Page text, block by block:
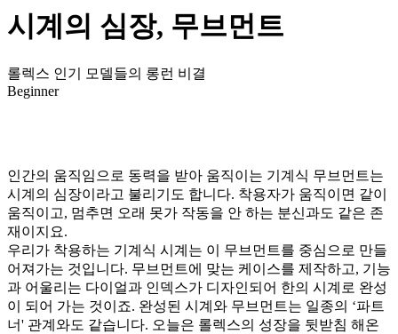
시계의 심장, 무브먼트
롤렉스 인기 모델들의 롱런 비결
Beginner
인간의 움직임으로 동력을 받아 움직이는 기계식 무브먼트는
시계의 심장이라고 불리기도 합니다. 착용자가 움직이면 같이
움직이고, 멈추면 오래 못가 작동을 안 하는 분신과도 같은 존
재이지요.
우리가 착용하는 기계식 시계는 이 무브먼트를 중심으로 만들
어져가는 것입니다. 무브먼트에 맞는 케이스를 제작하고, 기능
과 어울리는 다이얼과 인덱스가 디자인되어 한의 시계로 완성
이 되어 가는 것이죠. 완성된 시계와 무브먼트는 일종의 ‘파트
너' 관계와도 같습니다. 오늘은 롤렉스의 성장을 뒷받침 해온